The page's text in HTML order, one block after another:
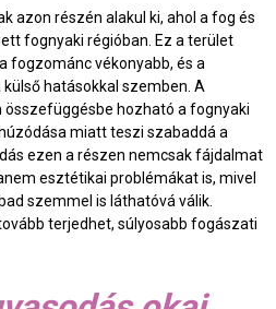
azon részén alakul ki, ahol a fog és
fognyaki régióban. Ez a terület
fogzománc vékonyabb, és a
hatásokkal szemben. A
hozható a fognyaki
miatt teszi szabaddá a
ezen a részen nemcsak fájdalmat
esztétikai problémákat is, mivel
szemmel is láthatóvá válik.
terjedhet, súlyosabb fogászati